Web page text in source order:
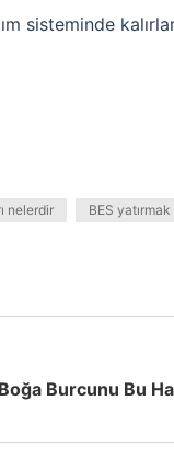
sisteminde
nelerdir BES yatırmak
Boğa Burcunu Bu